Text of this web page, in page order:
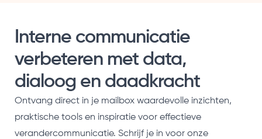
Interne communicatie
verbeteren met data,
dialoog en daadkracht
Ontvang direct in je mailbox waardevolle inzichten,
praktische tools en inspiratie voor effectieve
verandercommunicatie. Schrijf je in voor onze